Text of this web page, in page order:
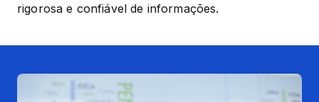
rigorosa e confiável de informações.